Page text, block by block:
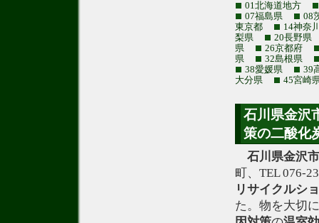
01北海道地方
07福島県
08
東京都
14神奈
梨県
20長野県
県
26京都府
県
32島根県
38愛媛県
39
大分県
45宮崎
石川県金沢
策の二酸化
石川県金沢市
町、TEL 076-
リサイクルシ
た。物を大切